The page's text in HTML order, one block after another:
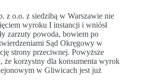
z o.o. z siedzibą w Warszawie nie
wyroku I instancji i wniósł
zarzuty powoda, bowiem po
Sąd Okręgowy w
strony przeciwnej. Powyższe
że korzystny dla konsumenta wyrok
w Gliwicach jest już